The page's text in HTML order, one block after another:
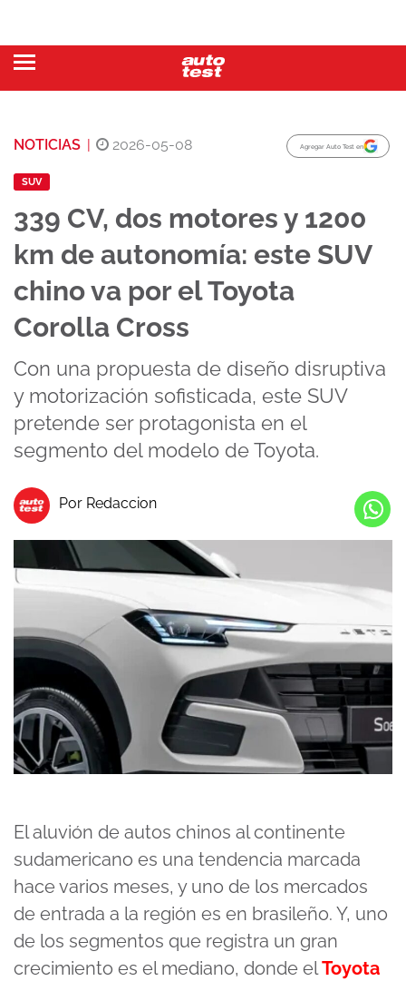
NOTICIAS | 2026-05-08 Agregar Auto Test en
SUV
339 CV, dos motores y 1200
km de autonomía: este SUV
chino va por el Toyota
Corolla Cross
Con una propuesta de diseño disruptiva
y motorización sofisticada, este SUV
pretende ser protagonista en el
segmento del modelo de Toyota.
Por Redaccion
El aluvión de autos chinos al continente
sudamericano es una tendencia marcada
hace varios meses, y uno de los mercados
de entrada a la región es en brasileño. Y, uno
de los segmentos que registra un gran
crecimiento es el mediano, donde elToyota